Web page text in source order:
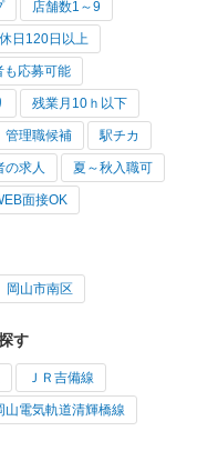
店舗数1～9
日120日以上
も応募可能
残業月10ｈ以下
管理職候補 駅チカ
の求人 夏～秋入職可
面接OK
岡山市南区
す
ＪＲ吉備線
山電気軌道清輝橋線